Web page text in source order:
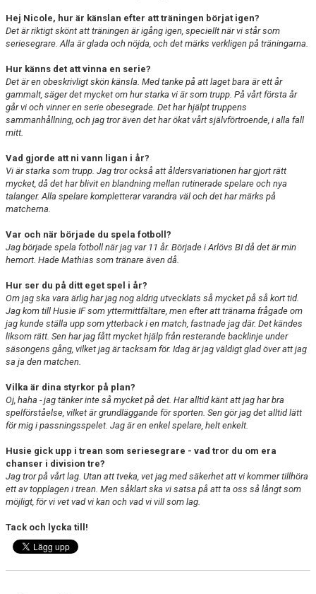
Hej Nicole, hur är känslan efter att träningen börjat igen?
Det är riktigt skönt att träningen är igång igen, speciellt när vi står som
seriesegrare. Alla är glada och nöjda, och det märks verkligen på träningarna.
Hur känns det att vinna en serie?
Det är en obeskrivligt skön känsla. Med tanke på att laget bara är ett år
gammalt, säger det mycket om hur starka vi är som trupp. På vårt första år
går vi och vinner en serie obesegrade. Det har hjälpt truppens
sammanhållning, och jag tror även det har ökat vårt självförtroende, i alla fall
mitt.
Vad gjorde att ni vann ligan i år?
Vi är starka som trupp. Jag tror också att åldersvariationen har gjort rätt
mycket, då det har blivit en blandning mellan rutinerade spelare och nya
talanger. Alla spelare kompletterar varandra väl och det har märks på
matcherna.
Var och när började du spela fotboll?
Jag började spela fotboll när jag var 11 år. Började i Arlövs BI då det är min
hemort. Hade Mathias som tränare även då.
Hur ser du på ditt eget spel i år?
Om jag ska vara ärlig har jag nog aldrig utvecklats så mycket på så kort tid.
Jag kom till Husie IF som yttermittfältare, men efter att tränarna frågade om
jag kunde ställa upp som ytterback i en match, fastnade jag där. Det kändes
liksom rätt. Sen har jag fått mycket hjälp från resterande backlinje under
säsongens gång, vilket jag är tacksam för. Idag är jag väldigt glad över att jag
sa ja den matchen.
Vilka är dina styrkor på plan?
Oj, haha - jag tänker inte så mycket på det. Har alltid känt att jag har bra
spelförståelse, vilket är grundläggande för sporten. Sen gör jag det alltid lätt
för mig i passningsspelet. Jag är en enkel spelare, helt enkelt.
Husie gick upp i trean som seriesegrare - vad tror du om era
chanser i division tre?
Jag tror på vårt lag. Utan att tveka, vet jag med säkerhet att vi kommer tillhöra
ett av topplagen i trean. Men såklart ska vi satsa på att ta oss så långt som
möjligt, för vi vet vad vi kan och vad vi vill som lag.
Tack och lycka till!